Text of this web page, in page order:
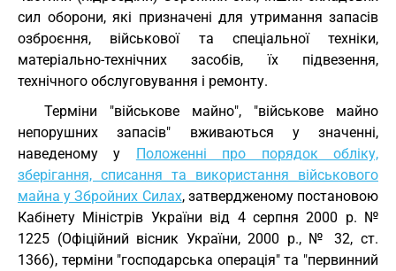
сил оборони, які призначені для утримання запасів
озброєння, військової та спеціальної техніки,
матеріально-технічних засобів, їх підвезення,
технічного обслуговування і ремонту.
Терміни "військове майно", "військове майно
непорушних запасів" вживаються у значенні,
наведеному у Положенні про порядок обліку,
зберігання, списання та використання військового
майна у Збройних Силах, затвердженому постановою
Кабінету Міністрів України від 4 серпня 2000 р. №
1225 (Офіційний вісник України, 2000 р., № 32, ст.
1366), терміни "господарська операція" та "первинний